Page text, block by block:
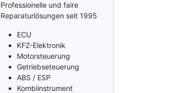
Professionelle und faire
Reparaturlösungen seit 1995
ECU
KFZ-Elektronik
Motorsteuerung
Getriebseteuerung
ABS / ESP
Kombiinstrument